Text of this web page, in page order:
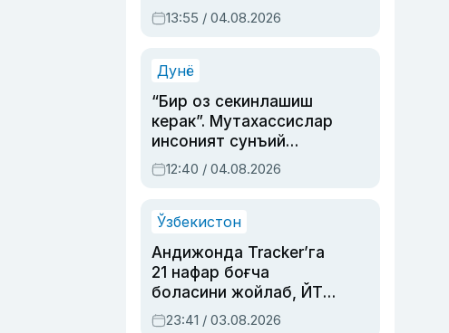
актриса ва дубльяж
устаси Римма
синовларга тўла ҳаёти
13:55 / 04.08.2026
Дунё
“Бир оз секинлашиш
керак”. Мутахассислар
инсоният сунъий
интеллектни бошқара
олмай қолишидан
12:40 / 04.08.2026
Ўзбекистон
Андижонда Tracker’га
21 нафар боғча
боласини жойлаб, ЙТҲ
содир этган аёлга суд
23:41 / 03.08.2026